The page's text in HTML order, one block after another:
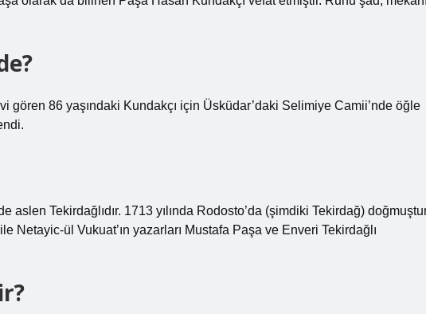
gören 86 yaşındaki Kundakçı için Üsküdar’daki Selimiye Camii’nde öğle
Tekirdağlıdır. 1713 yılında Rodosto’da (şimdiki Tekirdağ)
Netayic-ül Vukuat’ın yazarları Mustafa Paşa ve Enveri Tekirdağlı